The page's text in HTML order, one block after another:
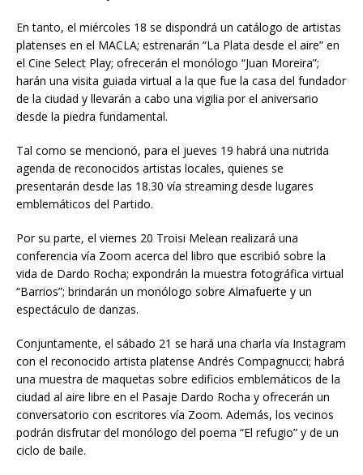
En tanto, el miércoles 18 se dispondrá un catálogo de artistas
platenses en el MACLA; estrenarán “La Plata desde el aire” en
el Cine Select Play; ofrecerán el monólogo “Juan Moreira”;
harán una visita guiada virtual a la que fue la casa del fundador
de la ciudad y llevarán a cabo una vigilia por el aniversario
desde la piedra fundamental.
Tal como se mencionó, para el jueves 19 habrá una nutrida
agenda de reconocidos artistas locales, quienes se
presentarán desde las 18.30 vía streaming desde lugares
emblemáticos del Partido.
Por su parte, el viernes 20 Troisi Melean realizará una
conferencia vía Zoom acerca del libro que escribió sobre la
vida de Dardo Rocha; expondrán la muestra fotográfica virtual
“Barrios”; brindarán un monólogo sobre Almafuerte y un
espectáculo de danzas.
Conjuntamente, el sábado 21 se hará una charla vía Instagram
con el reconocido artista platense Andrés Compagnucci; habrá
una muestra de maquetas sobre edificios emblemáticos de la
ciudad al aire libre en el Pasaje Dardo Rocha y ofrecerán un
conversatorio con escritores vía Zoom. Además, los vecinos
podrán disfrutar del monólogo del poema “El refugio” y de un
ciclo de baile.